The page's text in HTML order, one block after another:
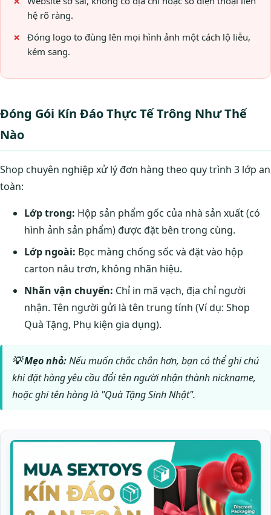
hệ rõ ràng.
Đóng logo to đùng lên mọi hình ảnh một cách lộ liễu,
kém sang.
Đóng Gói Kín Đáo Thực Tế Trông Như Thế
Nào
Shop chuyên nghiệp xử lý đơn hàng theo quy trình 3 lớp an
toàn:
Lớp trong: Hộp sản phẩm gốc của nhà sản xuất (có
hình ảnh sản phẩm) được đặt bên trong cùng.
Lớp ngoài: Bọc màng chống sốc và đặt vào hộp
carton nâu trơn, không nhãn hiệu.
Nhãn vận chuyển: Chỉ in mã vạch, địa chỉ người
nhận. Tên người gửi là tên trung tính (Ví dụ: Shop
Quà Tặng, Phụ kiện gia dụng).
💡 Mẹo nhỏ:Nếu muốn chắc chắn hơn, bạn có thể ghi chú
khi đặt hàng yêu cầu đổi tên người nhận thành nickname,
hoặc ghi tên hàng là "Quà Tặng Sinh Nhật".